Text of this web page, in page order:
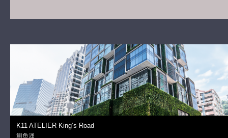
K11 ATELIER King’s Road
鲗鱼涌